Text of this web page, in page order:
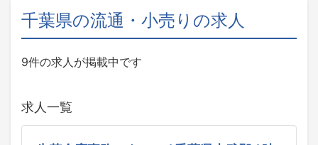
千葉県の流通・小売りの求人
9件の求人が掲載中です
求人一覧